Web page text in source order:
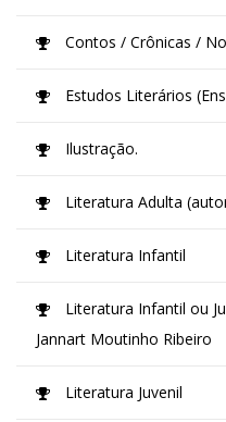
Contos / Crônicas /
Estudos Literários
Ilustração.
Literatura Adulta
Literatura Infantil
Literatura Infantil ou
Jannart Moutinho Ribeiro
Literatura Juvenil